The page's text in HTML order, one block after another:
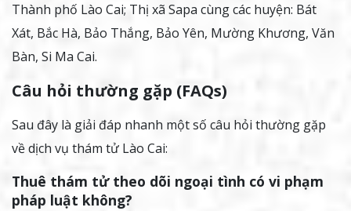
Thành phố Lào Cai; Thị xã Sapa cùng các huyện: Bát
Xát, Bắc Hà, Bảo Thắng, Bảo Yên, Mường Khương, Văn
Bàn, Si Ma Cai.
Câu hỏi thường gặp (FAQs)
Sau đây là giải đáp nhanh một số câu hỏi thường gặp
về dịch vụ thám tử Lào Cai:
Thuê thám tử theo dõi ngoại tình có vi phạm
pháp luật không?